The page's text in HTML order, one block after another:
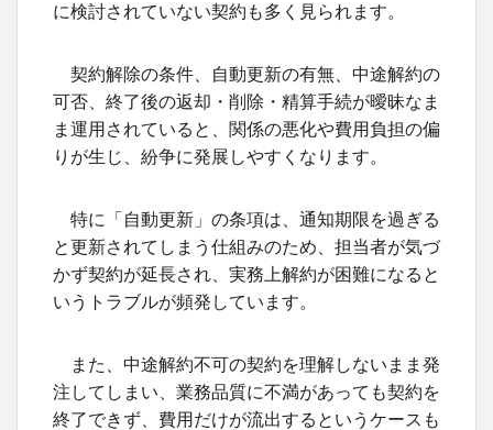
に検討されていない契約も多く見られます。
契約解除の条件、自動更新の有無、中途解約の
可否、終了後の返却・削除・精算手続が曖昧なま
ま運用されていると、関係の悪化や費用負担の偏
りが生じ、紛争に発展しやすくなります。
特に「自動更新」の条項は、通知期限を過ぎる
と更新されてしまう仕組みのため、担当者が気づ
かず契約が延長され、実務上解約が困難になると
いうトラブルが頻発しています。
また、中途解約不可の契約を理解しないまま発
注してしまい、業務品質に不満があっても契約を
終了できず、費用だけが流出するというケースも